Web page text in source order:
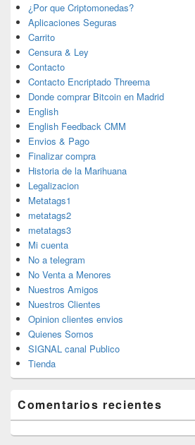
¿Por que Criptomonedas?
Aplicaciones Seguras
Carrito
Censura & Ley
Contacto
Contacto Encriptado Threema
Donde comprar Bitcoin en Madrid
English
English Feedback CMM
Envios & Pago
Finalizar compra
Historia de la Marihuana
Legalizacion
Metatags1
metatags2
metatags3
Mi cuenta
No a telegram
No Venta a Menores
Nuestros Amigos
Nuestros Clientes
Opinion clientes envios
Quienes Somos
SIGNAL canal Publico
Tienda
Comentarios recientes